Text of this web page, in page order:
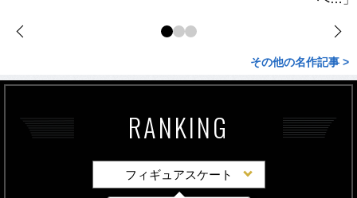
その他の名作記事 >
RANKING
フィギュアスケート